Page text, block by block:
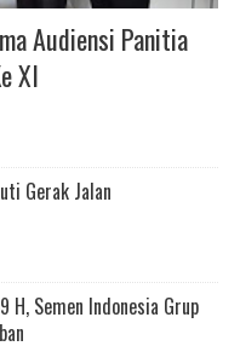
Audiensi Panitia
XI
Gerak Jalan
H, Semen Indonesia Grup